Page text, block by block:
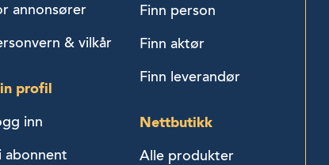
annonsører
& vilkår
profil
inn
abonnent
Finn person
Finn aktør
Finn leverandør
Nettbutikk
Alle produkter